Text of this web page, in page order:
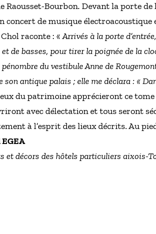
Raousset-Bourbon. Devant la porte
concert de musique électroacoustique
raconte : «Arrivés à la porte
et de basses, pour tirer la poignée de la
du vestibule Anne de
son antique palais ; elle me déclara : «
du patrimoine apprécieront ce tome
avec délectation et tous seront
à l’esprit des lieux décrits. Au
et décors des hôtels particuliers aixois-